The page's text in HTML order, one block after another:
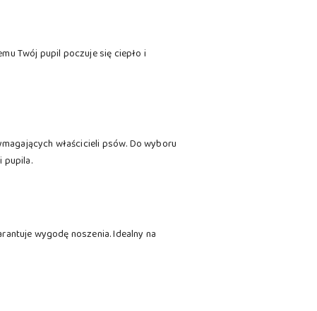
Twój pupil poczuje się ciepło i
właścicieli psów. Do wyboru
pupila.
wygodę noszenia. Idealny na